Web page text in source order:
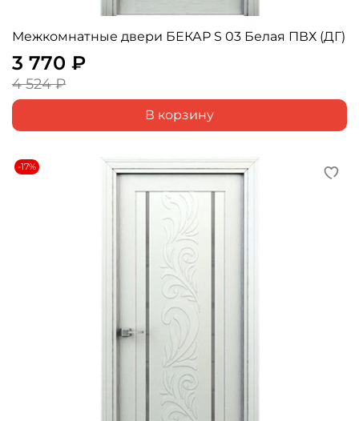
Межкомнатные двери БЕКАР S 03 Белая ПВХ (ДГ)
3 770 ₽
4 524 ₽
В корзину
-17%